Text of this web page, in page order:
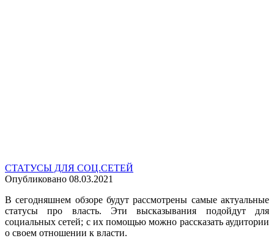
СТАТУСЫ ДЛЯ СОЦ.СЕТЕЙ
Опубликовано 08.03.2021
В сегодняшнем обзоре будут рассмотрены самые актуальные
статусы про власть. Эти высказывания подойдут для
социальных сетей; с их помощью можно рассказать аудитории
о своем отношении к власти.